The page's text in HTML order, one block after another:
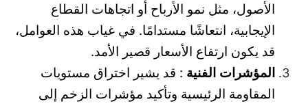
الأصول، مثل نمو الأرباح أو اتجاهات القطاع
الإيجابية، انتعاشًا مستدامًا. في غياب هذه العوامل،
قد يكون ارتفاع الأسعار قصير الأمد.
المؤشرات الفنية : قد يشير اختراق مستويات
المقاومة الرئيسية وتأكيد مؤشرات الزخم إلى